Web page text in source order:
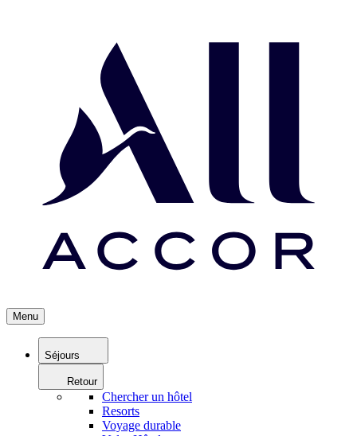
Menu
Séjours
Retour
Chercher un hôtel
Resorts
Voyage durable